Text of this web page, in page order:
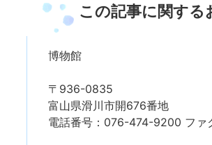
この記事に関する
博物館
〒936-0835
富山県滑川市開676番地
電話番号：076-474-9200 フ